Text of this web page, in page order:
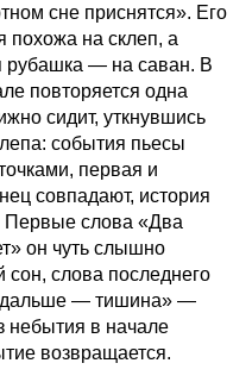
сне приснятся». Его
похожа на склеп, а
рубашка — на саван. В
повторяется одна
сидит, уткнувшись
события пьесы
первая и
совпадают, история
Первые слова «Два
он чуть слышно
сон, слова последнего
— тишина» —
в начале
возвращается.